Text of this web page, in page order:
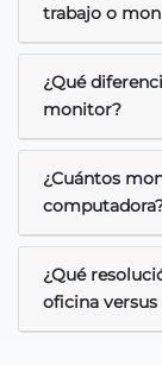
trabajo o
¿Qué
monitor?
¿Cuántos
¿Qué
oficina